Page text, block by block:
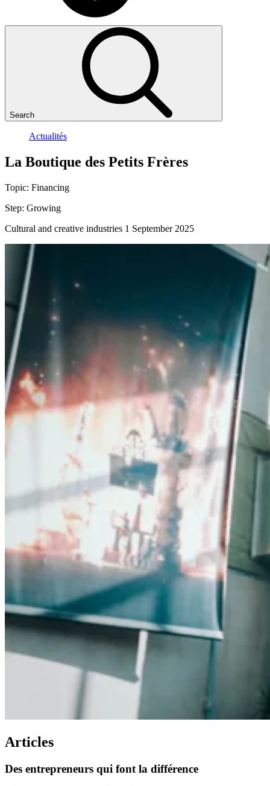
Search
Actualités
La Boutique des Petits Frères
Topic: Financing
Step: Growing
Cultural and creative industries 1 September 2025
Articles
Des entrepreneurs qui font la différence